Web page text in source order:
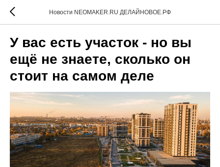
Новости NEOMAKER.RU ДЕЛАЙНОВОЕ.РФ
У вас есть участок - но вы
ещё не знаете, сколько он
стоит на самом деле